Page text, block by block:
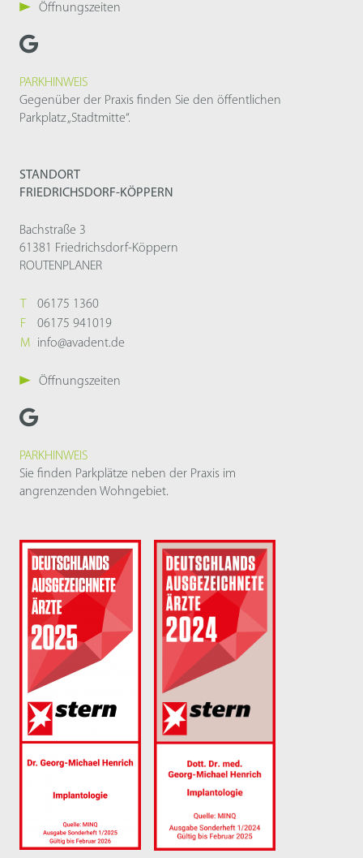
Öffnungszeiten
PARKHINWEIS
Gegenüber der Praxis finden Sie den öffentlichen
Parkplatz „Stadtmitte“.
STANDORT
FRIEDRICHSDORF-KÖPPERN
Bachstraße 3
61381 Friedrichsdorf-Köppern
ROUTENPLANER
06175 1360
F
06175 941019
M
info@avadent.de
Öffnungszeiten
PARKHINWEIS
Sie finden Parkplätze neben der Praxis im
angrenzenden Wohngebiet.